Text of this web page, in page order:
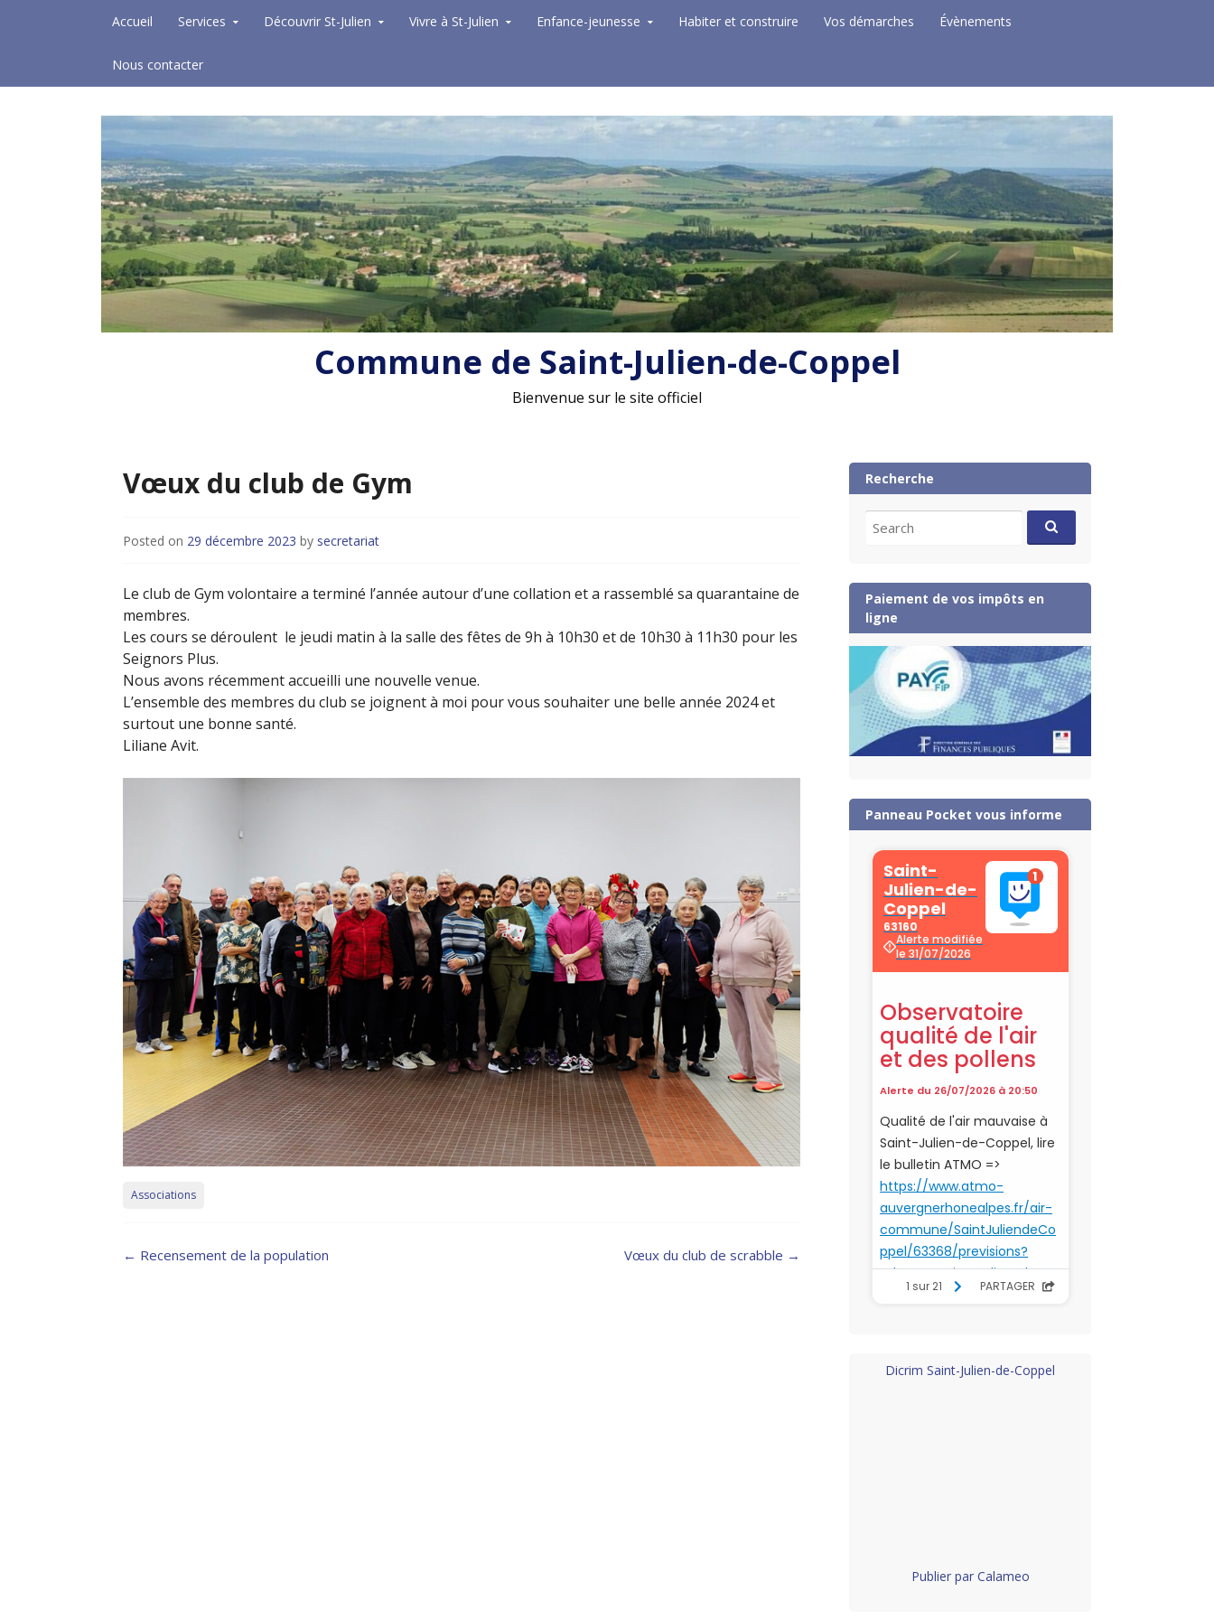
Accueil Services Découvrir St-Julien Vivre à St-Julien Enfance-jeunesse Habiter et construire Vos démarches Évènements
Nous contacter
Commune de Saint-Julien-de-Coppel
Bienvenue sur le site officiel
Vœux du club de Gym
Posted on 29 décembre 2023 by secretariat
Le club de Gym volontaire a terminé l’année autour d’une collation et a rassemblé sa quarantaine de
membres.
Les cours se déroulent le jeudi matin à la salle des fêtes de 9h à 10h30 et de 10h30 à 11h30 pour les
Seignors Plus.
Nous avons récemment accueilli une nouvelle venue.
L’ensemble des membres du club se joignent à moi pour vous souhaiter une belle année 2024 et
surtout une bonne santé.
Liliane Avit.
Associations
Post
← Recensement de la population Vœux du club de scrabble →
Recherche
for:
Paiement de vos impôts en
ligne
Panneau Pocket vous informe
Dicrim Saint-Julien-de-Coppel
Publier par Calameo